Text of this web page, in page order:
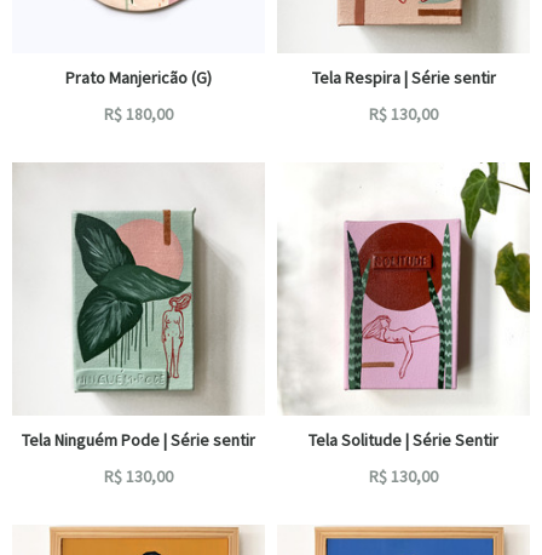
Prato Manjericão (G)
R$180,00
Tela Respira | Série sentir
R$130,00
Tela Ninguém Pode | Série sentir
R$130,00
Tela Solitude | Série Sentir
R$130,00